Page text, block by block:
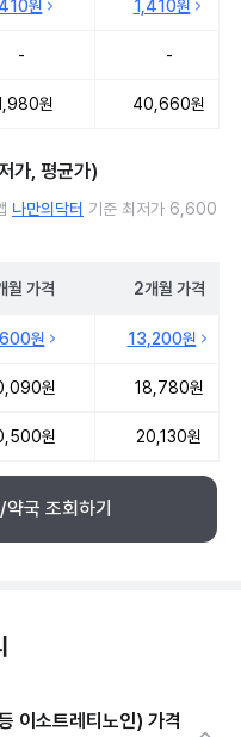
원 1,410원
- -
원 40,660원
가, 평균가)
나만의닥터 기준 최저가 6,600
월 가격 2개월 가격
원 13,200원
원 18,780원
원 20,130원
국 조회하기
이소트레티노인) 가격